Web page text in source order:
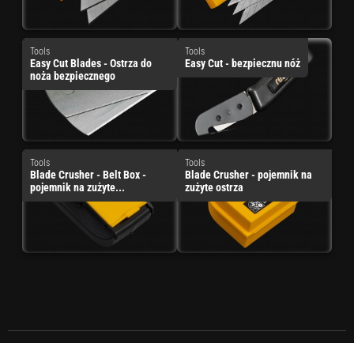
Tools
Easy Cut Blades - Ostrza do
noża bezpiecznego
Tools
Easy Cut - bezpiecznu nóż
Tools
Blade Crusher - Belt Box -
pojemnik na zużyte...
Tools
Blade Crusher - pojemnik na
zużyte ostrza